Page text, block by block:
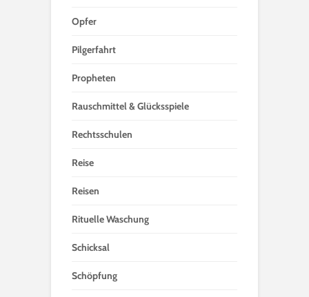
Opfer
Pilgerfahrt
Propheten
Rauschmittel & Glücksspiele
Rechtsschulen
Reise
Reisen
Rituelle Waschung
Schicksal
Schöpfung